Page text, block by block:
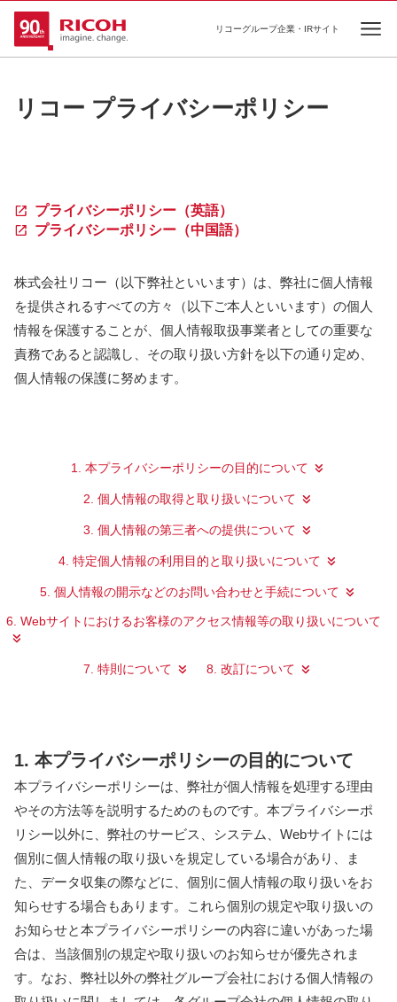
リコーグループ企業・IRサイト
リコー プライバシーポリシー
プライバシーポリシー（英語）
プライバシーポリシー（中国語）
株式会社リコー（以下弊社といいます）は、弊社に個人情報
を提供されるすべての方々（以下ご本人といいます）の個人
情報を保護することが、個人情報取扱事業者としての重要な
責務であると認識し、その取り扱い方針を以下の通り定め、
個人情報の保護に努めます。
1. 本プライバシーポリシーの目的について
2. 個人情報の取得と取り扱いについて
3. 個人情報の第三者への提供について
4. 特定個人情報の利用目的と取り扱いについて
5. 個人情報の開示などのお問い合わせと手続について
6. Webサイトにおけるお客様のアクセス情報等の取り扱いについて
7. 特則について 8. 改訂について
1. 本プライバシーポリシーの目的について
本プライバシーポリシーは、弊社が個人情報を処理する理由
やその方法等を説明するためのものです。本プライバシーポ
リシー以外に、弊社のサービス、システム、Webサイトには
個別に個人情報の取り扱いを規定している場合があり、ま
た、データ収集の際などに、個別に個人情報の取り扱いをお
知らせする場合もあります。これら個別の規定や取り扱いの
お知らせと本プライバシーポリシーの内容に違いがあった場
合は、当該個別の規定や取り扱いのお知らせが優先されま
す。なお、弊社以外の弊社グループ会社における個人情報の